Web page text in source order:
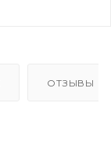
ОТЗЫВЫ